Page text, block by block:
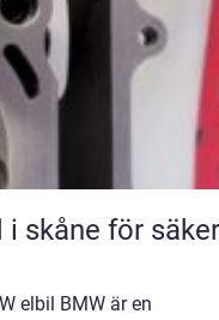
skåne för säker
elbil BMW är en